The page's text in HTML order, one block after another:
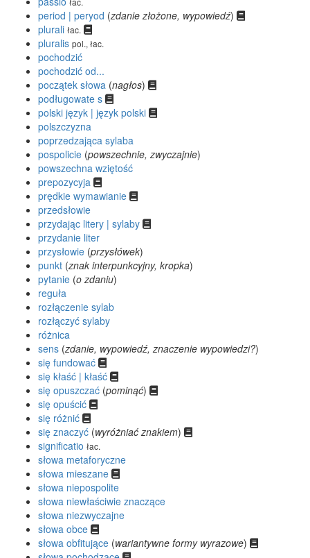
period | peryod (zdanie złożone, wypowiedź)
plurali łac.
pluralis pol., łac.
pochodzić
pochodzić od...
początek słowa (nagłos)
podługowate s
polski język | język polski
polszczyzna
poprzedzająca sylaba
pospolicie (powszechnie, zwyczajnie)
powszechna wziętość
prepozycyja
prędkie wymawianie
przedsłowie
przydając litery | sylaby
przydanie liter
przysłowie (przysłówek)
punkt (znak interpunkcyjny, kropka)
pytanie (o zdaniu)
reguła
rozłączenie sylab
rozłączyć sylaby
różnica
sens (zdanie, wypowiedź, znaczenie wypowiedzi?)
się fundować
się kłaść | kłaść
się opuszczać (pominąć)
się opuścić
się różnić
się znaczyć (wyróżniać znakiem)
significatio łac.
słowa metaforyczne
słowa mieszane
słowa niepospolite
słowa niewłaściwie znaczące
słowa niezwyczajne
słowa obce
słowa obfitujące (wariantywne formy wyrazowe)